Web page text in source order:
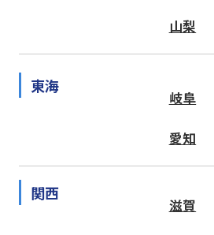
山梨
東海
岐阜
愛知
関西
滋賀